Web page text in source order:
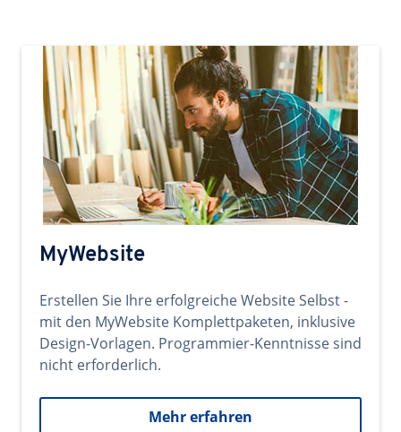
MyWebsite
Erstellen Sie Ihre erfolgreiche Website Selbst -
mit den MyWebsite Komplettpaketen, inklusive
Design-Vorlagen. Programmier-Kenntnisse sind
nicht erforderlich.
Mehr erfahren